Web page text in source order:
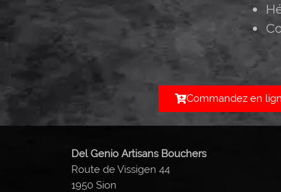
Commandez en
Del Genio Artisans Bouchers
Route de Vissigen 44
1950 Sion